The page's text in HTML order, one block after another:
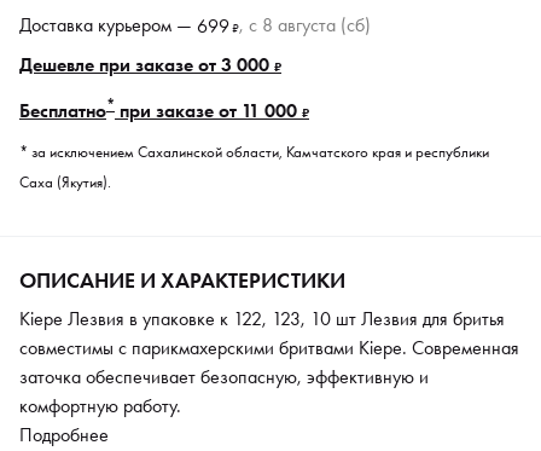
Доставка курьером — 699₽, c 8 августа (сб)
Дешевле при заказе от 3 000 ₽
Бесплатно* при заказе от 11 000 ₽
* за исключением Сахалинской области, Камчатского края и республики
Саха (Якутия).
ОПИСАНИЕ И ХАРАКТЕРИСТИКИ
Kiepe Лезвия в упаковке к 122, 123, 10 шт Лезвия для бритья
совместимы с парикмахерскими бритвами Kiepe. Современная
заточка обеспечивает безопасную, эффективную и
комфортную работу.
Подробнее